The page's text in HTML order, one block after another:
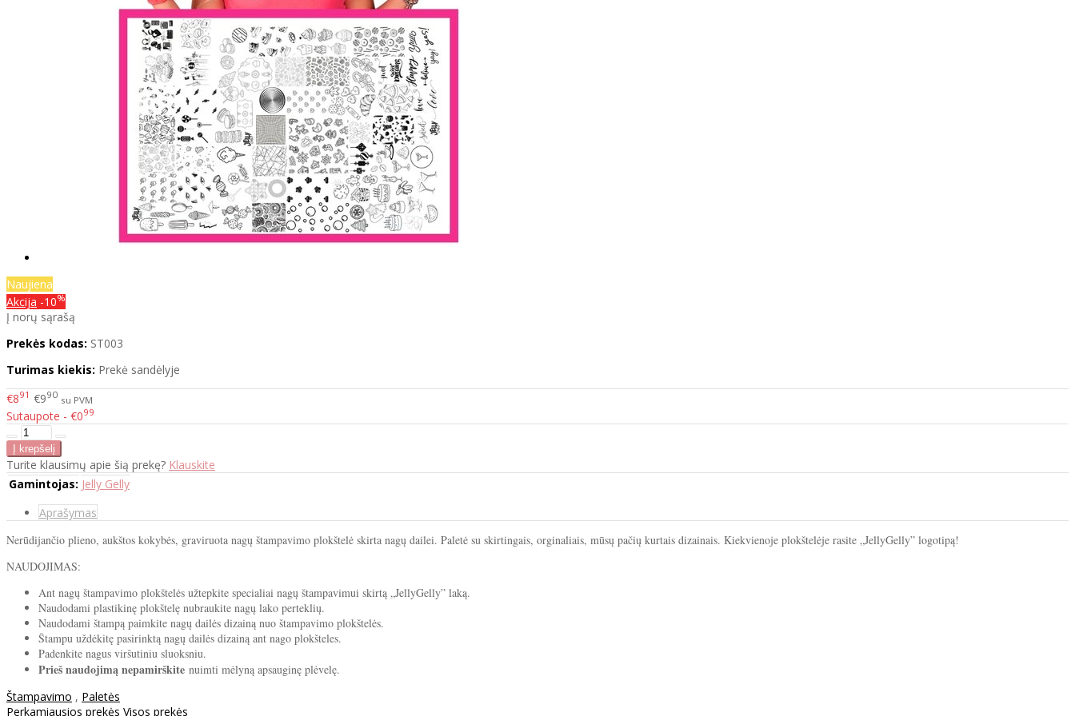
Naujiena
Akcija -10%
Į norų sąrašą
Prekės kodas: ST003
Turimas kiekis: Prekė sandėlyje
€891 €990 su PVM
Sutaupote - €099
Turite klausimų apie šią prekę? Klauskite
Gamintojas: Jelly Gelly
Aprašymas
Nerūdijančio plieno, aukštos kokybės, graviruota nagų štampavimo plokštelė skirta nagų dailei. Paletė su skirtingais, orginaliais, mūsų pačių kurtais dizainais. Kiekvienoje plokštelėje rasite „JellyGelly” logotipą!
NAUDOJIMAS:
Ant nagų štampavimo plokštelės užtepkite specialiai nagų štampavimui skirtą „JellyGelly” laką.
Naudodami plastikinę plokštelę nubraukite nagų lako perteklių.
Naudodami štampą paimkite nagų dailės dizainą nuo štampavimo plokštelės.
Štampu uždėkitę pasirinktą nagų dailės dizainą ant nago plokšteles.
Padenkite nagus viršutiniu sluoksniu.
Prieš naudojimą nepamirškite nuimti mėlyną apsauginę plėvelę.
Štampavimo , Paletės
Perkamiausios prekės Visos prekės